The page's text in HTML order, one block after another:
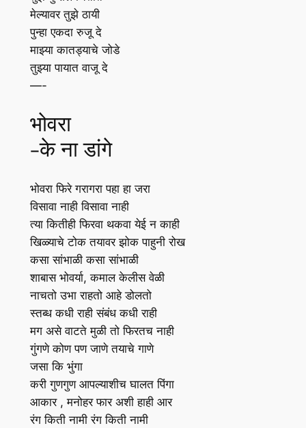
मेल्यावर तुझे ठायी
पुन्हा एकदा रुजू दे
माझ्या कातड्याचे जोडे
तुझ्या पायात वाजू दे
—-
भोवरा
-के ना डांगे
भोवरा फिरे गरागरा पहा हा जरा
विसावा नाही विसावा नाही
त्या कितीही फिरवा थकवा येई न काही
खिळ्याचे टोक तयावर झोक पाहुनी रोख
कसा सांभाळी कसा सांभाळी
शाबास भोवर्या, कमाल केलीस वेळी
नाचतो उभा राहतो आहे डोलतो
स्तब्ध कधी राही संबंध कधी राही
मग असे वाटते मुळी तो फिरतच नाही
गुंगणे कोण पण जाणे तयाचे गाणे
जसा कि भुंगा
करी गुणगुण आपल्याशीच घालत पिंगा
आकार , मनोहर फार अशी हाही आर
रंग किती नामी रंग किती नामी